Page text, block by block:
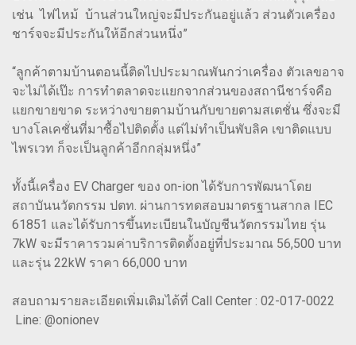
เช่น ไฟไหม้ บ้านส่วนใหญ่จะมีประกันอยู่แล้ว ส่วนตัวเครื่อง
ชาร์จจะมีประกันให้อีกส่วนหนึ่ง”
“ลูกค้าตามบ้านตอนนี้ติดไปประมาณพันกว่าเครื่อง ตัวเลขอาจ
จะไม่ได้เป๊ะ การทำตลาดจะแยกจากส่วนของสถานีชาร์จคือ
แยกขายขาด ระหว่างขายตามบ้านกับขายตามสเตชั่น ซึ่งจะมี
บางโลเคชั่นที่มาซื้อไปติดตั้ง แต่ไม่ทำเป็นพับลิค เขาติดแบบ
ไพรเวท ก็จะเป็นลูกค้าอีกกลุ่มหนึ่ง”
ทั้งนี้เครื่อง EV Charger ของ on-ion ได้รับการพัฒนาโดย
สถาบันนวัตกรรม ปตท. ผ่านการทดสอบมาตรฐานสากล IEC
61851 และได้รับการขึ้นทะเบียนในบัญชีนวัตกรรมไทย รุ่น
7kW จะมีราคารวมค่าบริการติดตั้งอยู่ที่ประมาณ 56,500 บาท
และรุ่น 22kW ราคา 66,000 บาท
สอบถามรายละเอียดเพิ่มเติมได้ที่ Call Center : 02-017-0022
Line: @onionev